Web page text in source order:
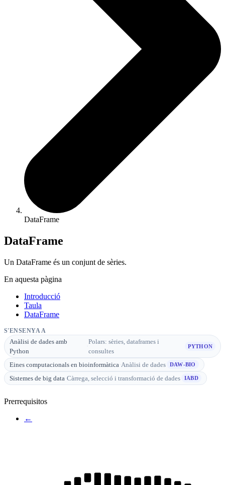
DataFrame
DataFrame
Un DataFrame és un conjunt de sèries.
En aquesta pàgina
Introducció
Taula
DataFrame
S'ENSENYA A
Anàlisi de dades amb
Python
·
Polars: sèries, dataframes i
consultes
PYTHON
Eines computacionals en bioinformàtica ·Anàlisi de dades DAW-BIO
Sistemes de big data ·Càrrega, selecció i transformació de dades IABD
Prerrequisitos
←